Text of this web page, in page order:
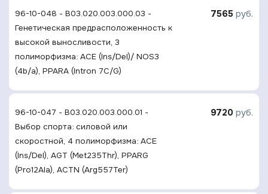
96-10-048 - B03.020.003.000.03 -
Генетическая предрасположенность к
высокой выносливости, 3
полиморфизма: ACE (Ins/Del)/ NOS3
(4b/a), PPARA (Intron 7C/G)
7565 руб.
96-10-047 - B03.020.003.000.01 -
Выбор спорта: силовой или
скоростной, 4 полиморфизма: ACE
(Ins/Del), AGT (Met235Thr), PPARG
(Pro12Ala), ACTN (Arg557Ter)
9720 руб.